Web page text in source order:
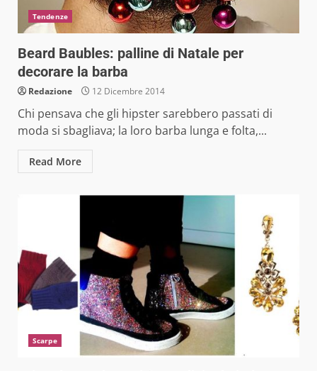
Tendenze
Beard Baubles: palline di Natale per
decorare la barba
Redazione 12 Dicembre 2014
Chi pensava che gli hipster sarebbero passati di
moda si sbagliava; la loro barba lunga e folta,...
Read More
Scarpe